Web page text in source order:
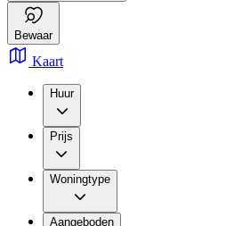
Bewaar
Kaart
Huur
Prijs
Woningtype
Aangeboden